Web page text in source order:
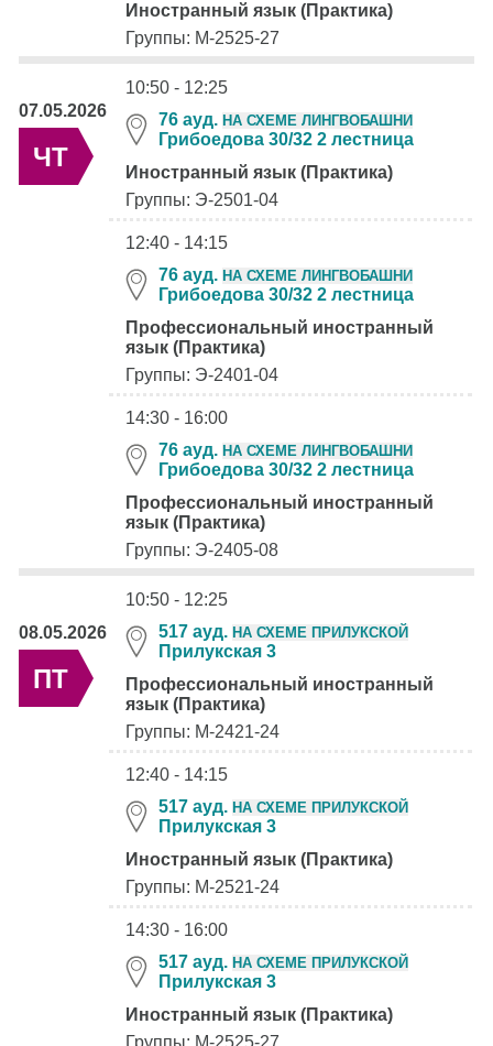
Иностранный язык (Практика)
Группы: М-2525-27
07.05.2026
ЧТ
10:50 - 12:25
76 ауд. НА СХЕМЕ ЛИНГВОБАШНИ
Грибоедова 30/32 2 лестница
Иностранный язык (Практика)
Группы: Э-2501-04
12:40 - 14:15
76 ауд. НА СХЕМЕ ЛИНГВОБАШНИ
Грибоедова 30/32 2 лестница
Профессиональный иностранный
язык (Практика)
Группы: Э-2401-04
14:30 - 16:00
76 ауд. НА СХЕМЕ ЛИНГВОБАШНИ
Грибоедова 30/32 2 лестница
Профессиональный иностранный
язык (Практика)
Группы: Э-2405-08
08.05.2026
ПТ
10:50 - 12:25
517 ауд. НА СХЕМЕ ПРИЛУКСКОЙ
Прилукская 3
Профессиональный иностранный
язык (Практика)
Группы: М-2421-24
12:40 - 14:15
517 ауд. НА СХЕМЕ ПРИЛУКСКОЙ
Прилукская 3
Иностранный язык (Практика)
Группы: М-2521-24
14:30 - 16:00
517 ауд. НА СХЕМЕ ПРИЛУКСКОЙ
Прилукская 3
Иностранный язык (Практика)
Группы: М-2525-27